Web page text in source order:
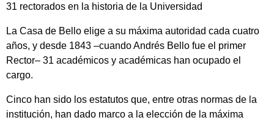
31 rectorados en la historia de la Universidad
La Casa de Bello elige a su máxima autoridad cada cuatro
años, y desde 1843 –cuando Andrés Bello fue el primer
Rector– 31 académicos y académicas han ocupado el
cargo.
Cinco han sido los estatutos que, entre otras normas de la
institución, han dado marco a la elección de la máxima